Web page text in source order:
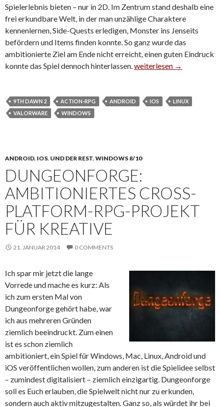
Spielerlebnis bieten – nur in 2D. Im Zentrum stand deshalb eine
frei erkundbare Welt, in der man unzählige Charaktere
kennenlernen, Side-Quests erledigen, Monster ins Jenseits
befördern und Items finden konnte. So ganz wurde das
ambitionierte Ziel am Ende nicht erreicht, einen guten Eindruck
konnte das Spiel dennoch hinterlassen. 9th Dawn 2 ist in der
weiterlesen →
9TH DAWN 2 ACTION-RPG ANDROID IOS
LINUX
VALORWARE
WINDOWS
ANDROID, IOS, UND DER REST, WINDOWS 8/10
DUNGEONFORGE:
AMBITIONIERTES CROSS-
PLATFORM-RPG-PROJEKT
FÜR KREATIVE
21. JANUAR 2014 0 COMMENTS
Ich spar mir jetzt die lange
Vorrede und mache es kurz: Als
ich zum ersten Mal von
Dungeonforge gehört habe, war
ich aus mehreren Gründen
ziemlich beeindruckt. Zum einen
ist es schon ziemlich
ambitioniert, ein Spiel für Windows, Mac, Linux, Android und
iOS veröffentlichen wollen, zum anderen ist die Spielidee selbst
– zumindest digitalisiert – ziemlich einzigartig. Dungeonforge
soll es Euch erlauben, die Spielwelt nicht nur zu erkunden,
sondern auch aktiv mitzugestalten. Ganz so, als würdet ihr bei